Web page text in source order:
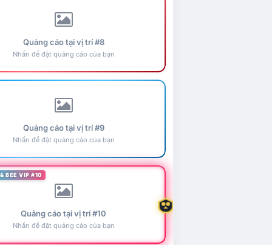
Quảng cáo tại vị trí #8
Nhấn để đặt quảng cáo của bạn
Quảng cáo tại vị trí #9
Nhấn để đặt quảng cáo của bạn
BEE VIP #10
Quảng cáo tại vị trí #10
Nhấn để đặt quảng cáo của bạn